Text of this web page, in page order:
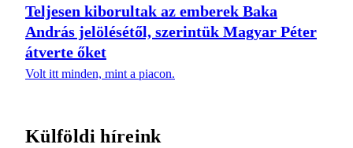
Teljesen kiborultak az emberek Baka
András jelölésétől, szerintük Magyar Péter
átverte őket
Volt itt minden, mint a piacon.
Külföldi híreink